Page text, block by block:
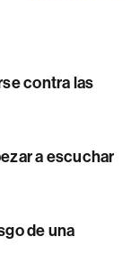
contra las
a escuchar
de una